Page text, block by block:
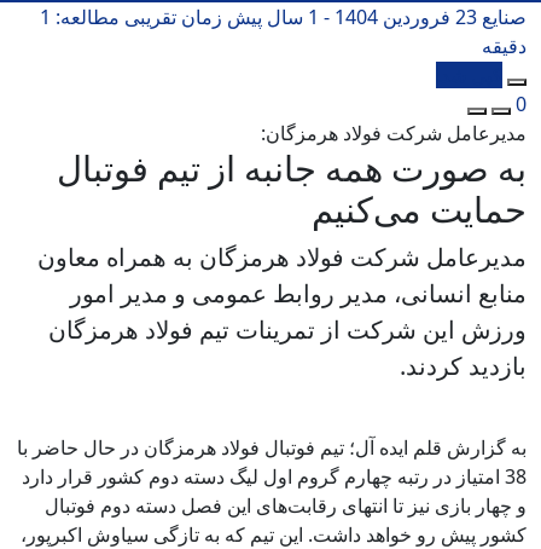
صنایع 23 فروردین 1404 - 1 سال پیش
زمان تقریبی مطالعه: 1
دقیقه
0
مدیرعامل شرکت فولاد هرمزگان:
به صورت همه جانبه از تیم فوتبال
حمایت می‌کنیم
مدیرعامل شرکت فولاد هرمزگان به همراه معاون
منابع انسانی، مدیر روابط عمومی و مدیر امور
ورزش این شرکت از تمرینات تیم فولاد هرمزگان
بازدید کردند.
به گزارش قلم ایده آل؛ تیم فوتبال فولاد هرمزگان در حال حاضر با
38 امتیاز در رتبه چهارم گروم اول لیگ دسته دوم کشور قرار دارد
و چهار بازی نیز تا انتهای رقابت‌های این فصل دسته دوم فوتبال
کشور پیش رو خواهد داشت. این تیم که به تازگی سیاوش اکبرپور،